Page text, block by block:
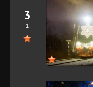
3
1